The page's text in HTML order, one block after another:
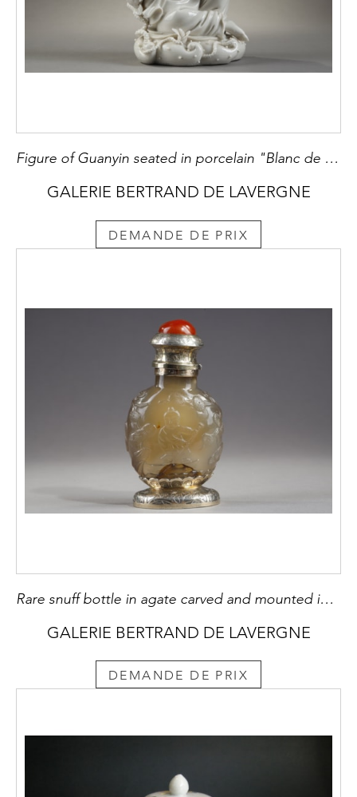
Figure of Guanyin seated in porcelain "Blanc de Chine"
GALERIE BERTRAND DE LAVERGNE
DEMANDE DE PRIX
Rare snuff bottle in agate carved and mounted in gilded brick
GALERIE BERTRAND DE LAVERGNE
DEMANDE DE PRIX